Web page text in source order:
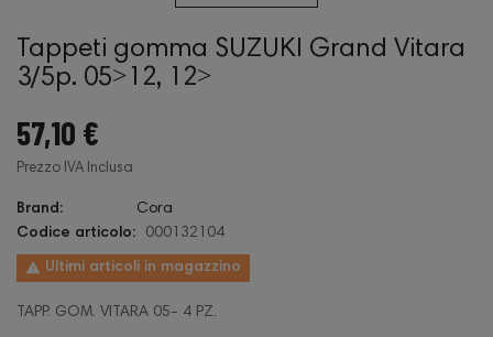
Tappeti gomma SUZUKI Grand Vitara
3/5p. 05˃12, 12˃
57,10 €
Prezzo IVA Inclusa
Brand:
Cora
Codice articolo:
000132104
 Ultimi articoli in magazzino
TAPP. GOM. VITARA 05- 4 PZ.